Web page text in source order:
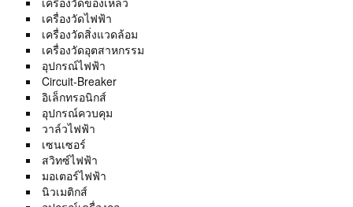
เครื่องวัดไฟฟ้า
เครื่องวัดสิ่งแวดล้อม
เครื่องวัดอุตสาหกรรม
อุปกรณ์ไฟฟ้า
Circuit-Breaker
อิเล็กทรอนิกส์
อุปกรณ์ควบคุม
วาล์วไฟฟ้า
เซนเซอร์
สวิทซ์ไฟฟ้า
มอเตอร์ไฟฟ้า
นิวเมติกส์